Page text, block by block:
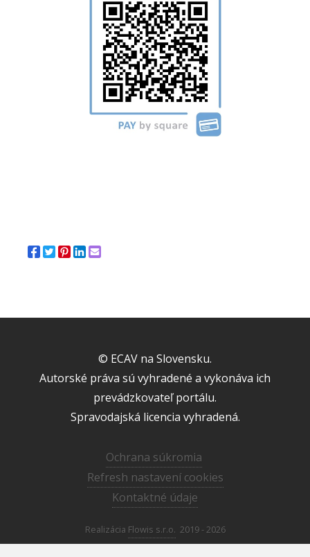
© ECAV na Slovensku.
Autorské práva sú vyhradené a vykonáva ich
prevádzkovateľ portálu.
Spravodajská licencia vyhradená.
Ochrana súkromia
Refresh nastavení cookies
Kontaktné údaje
Realizácia Flowis s.r.o. 2019 - 2026